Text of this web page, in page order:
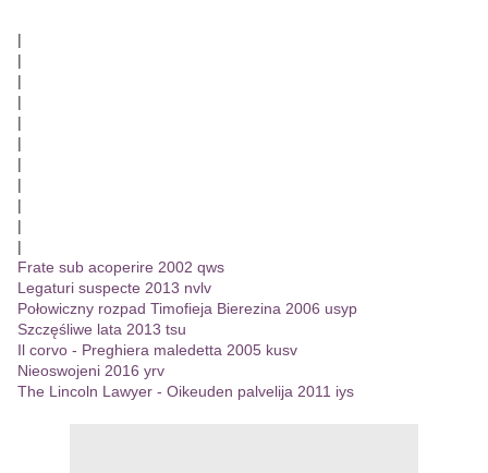
|
|
|
|
|
|
|
|
|
|
|
Frate sub acoperire 2002 qws
Legaturi suspecte 2013 nvlv
Połowiczny rozpad Timofieja Bierezina 2006 usyp
Szczęśliwe lata 2013 tsu
Il corvo - Preghiera maledetta 2005 kusv
Nieoswojeni 2016 yrv
The Lincoln Lawyer - Oikeuden palvelija 2011 iys